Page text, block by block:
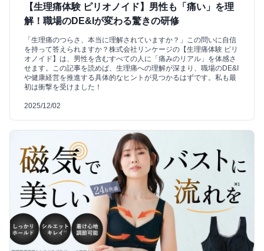
【生理痛体験 ピリオノイド】男性も「痛い」を理
解！職場のDE&Iが変わる驚きの研修
「生理痛のつらさ、本当に理解されていますか？」この問いに自信
を持って答えられますか？株式会社リンケージの【生理痛体験 ピリ
オノイド】は、男性を含むすべての人に「痛みのリアル」を体感さ
せます。この記事を読めば、生理痛への理解が深まり、職場のDE&I
や健康経営を推進する具体的なヒントが見つかるはずです。私も最
初は衝撃を受けました！
2025/12/02